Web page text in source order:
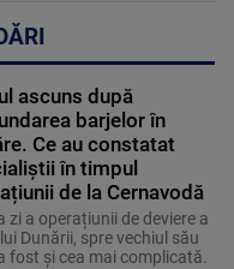
ascuns după
barjelor în
Ce au constatat
în timpul
de la Cernavodă
zi a operațiunii de deviere a
Dunării, spre vechiul său
fost și cea mai complicată.